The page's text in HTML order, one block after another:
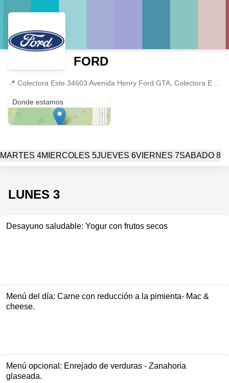
FORD
📍
Donde estamos
MARTES 4MIERCOLES 5JUEVES 6VIERNES 7SABADO 8
LUNES 3
Desayuno saludable: Yogur con frutos secos
Menú del día: Carne con reducción a la pimienta- Mac &
cheese.
Menú opcional: Enrejado de verduras - Zanahoria
glaseada.